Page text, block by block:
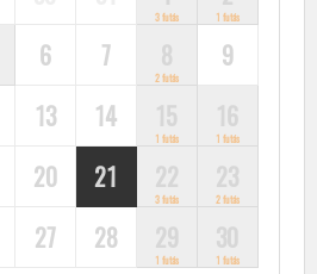
3 futás 1 futás
6 7
2 futás
9
13 14
1 futás 1 futás
20 21
3 futás 2 futás
27 28
1 futás 1 futás